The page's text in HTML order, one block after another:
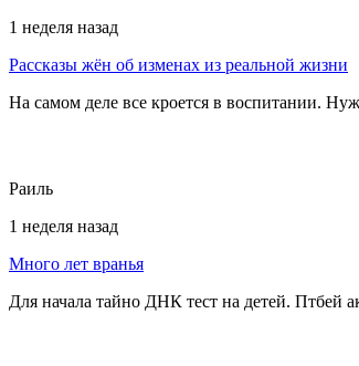
1 неделя назад
Рассказы жён об изменах из реальной жизни
На самом деле все кроется в воспитании.
Раиль
1 неделя назад
Много лет вранья
Для начала тайно ДНК тест на детей. Птбей